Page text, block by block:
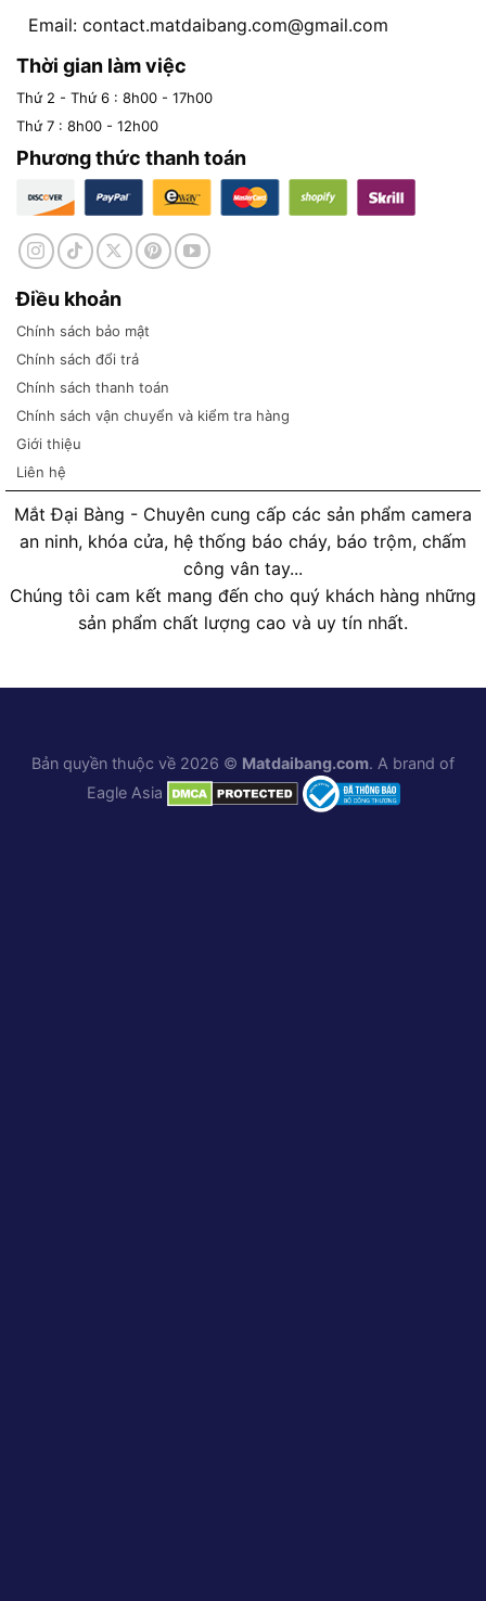
Email: contact.matdaibang.com@gmail.com
Thời gian làm việc
Thứ 2 - Thứ 6 : 8h00 - 17h00
Thứ 7 : 8h00 - 12h00
Phương thức thanh toán
Điều khoản
Chính sách bảo mật
Chính sách đổi trả
Chính sách thanh toán
Chính sách vận chuyển và kiểm tra hàng
Giới thiệu
Liên hệ
Mắt Đại Bàng - Chuyên cung cấp các sản phẩm camera
an ninh, khóa cửa, hệ thống báo cháy, báo trộm, chấm
công vân tay...
Chúng tôi cam kết mang đến cho quý khách hàng những
sản phẩm chất lượng cao và uy tín nhất.
Bản quyền thuộc về 2026 © Matdaibang.com. A brand of
Eagle Asia